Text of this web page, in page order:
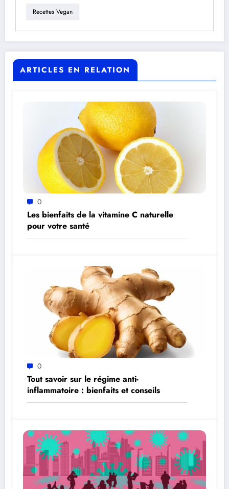
Recettes Vegan
ARTICLES EN RELATION
0
Les bienfaits de la vitamine C naturelle
pour votre santé
0
Tout savoir sur le régime anti-
inflammatoire : bienfaits et conseils